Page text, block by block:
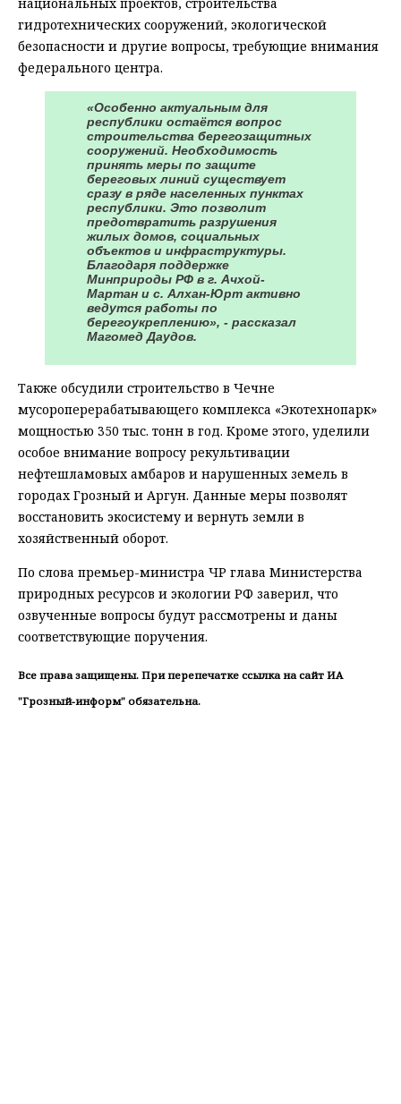
гидротехнических сооружений, экологической
безопасности и другие вопросы, требующие внимания
федерального центра.
«Особенно актуальным для
республики остаётся вопрос
строительства берегозащитных
сооружений. Необходимость
принять меры по защите
береговых линий существует
сразу в ряде населенных пунктах
республики. Это позволит
предотвратить разрушения
жилых домов, социальных
объектов и инфраструктуры.
Благодаря поддержке
Минприроды РФ в г. Ачхой-
Мартан и с. Алхан-Юрт активно
ведутся работы по
берегоукреплению», - рассказал
Магомед Даудов.
Также обсудили строительство в Чечне
мусороперерабатывающего комплекса «Экотехнопарк»
мощностью 350 тыс. тонн в год. Кроме этого, уделили
особое внимание вопросу рекультивации
нефтешламовых амбаров и нарушенных земель в
городах Грозный и Аргун. Данные меры позволят
восстановить экосистему и вернуть земли в
хозяйственный оборот.
По слова премьер-министра ЧР глава Министерства
природных ресурсов и экологии РФ заверил, что
озвученные вопросы будут рассмотрены и даны
соответствующие поручения.
Все права защищены. При перепечатке ссылка на сайт ИА
"Грозный-информ" обязательна.